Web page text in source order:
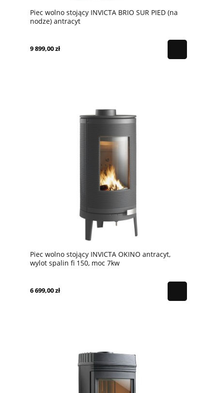
Piec wolno stojący INVICTA BRIO SUR PIED (na
nodze) antracyt
9 899,00 zł
Piec wolno stojący INVICTA OKINO antracyt,
wylot spalin fi 150, moc 7kw
6 699,00 zł